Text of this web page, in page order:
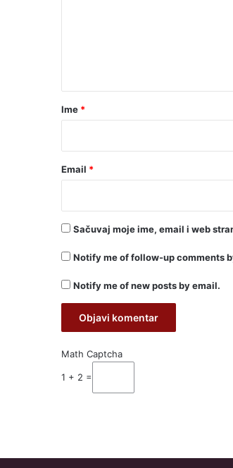
rIme *
Email *
Sačuvaj moje ime, email i web
Notify me of follow-up comments
Notify me of new posts by email.
Math Captcha
1 + 2 =